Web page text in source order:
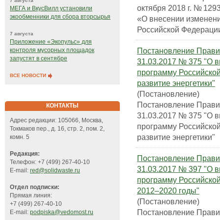
МЕГА и ВкусВилл установили
экообменники для сбора вторсырья
7 августа
Приложение «Экопульс» для
контроля мусорных площадок
запустят в сентябре
ВСЕ НОВОСТИ
КОНТАКТЫ
Адрес редакции: 105066, Москва,
Токмаков пер., д. 16, стр. 2, пом. 2,
комн. 5
Редакция:
Телефон: +7 (499) 267-40-10
E-mail: red@solidwaste.ru
Отдел подписки:
Прямая линия:
+7 (499) 267-40-10
E-mail: podpiska@vedomost.ru
октября 2018 г. №
«О внесении
Российской
Постановление
31.03.2017 № 375 "О
программу
развитие энергетики"
(Постановление)
Постановление
31.03.2017 № 375 "О
программу
развитие энергетики"
Постановление
31.03.2017 № 397 "О
программу
2012–2020 годы"
(Постановление)
Постановление